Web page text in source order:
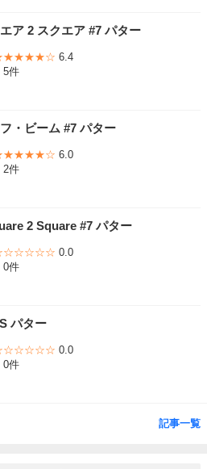
ア 2 スクエア #7 パター
6.4
5件
・ビーム #7 パター
6.0
2件
2 Square #7 パター
0.0
0件
パター
0.0
0件
記事一覧